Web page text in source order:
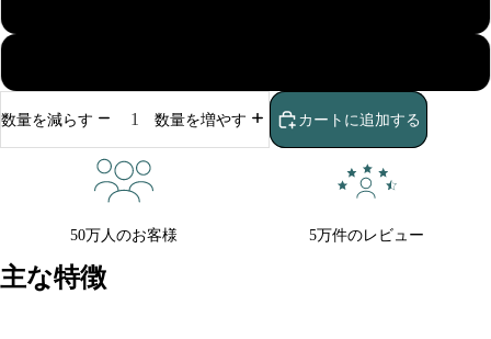
数量を減らす 数量を増やす カートに追加する
50万人のお客様 5万件のレビュー
主な特徴